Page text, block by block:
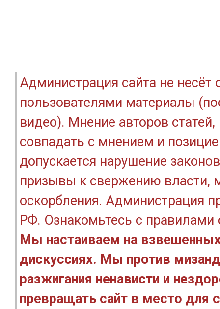
Администрация сайта не
пользователями материалы
видео). Мнение авторов
совпадать с мнением и
допускается нарушение
призывы к свержению власти,
оскорбления. Администрация
РФ. Ознакомьтесь с правилами
Мы настаиваем на
дискуссиях. Мы против
разжигания ненависти и
превращать сайт в место для